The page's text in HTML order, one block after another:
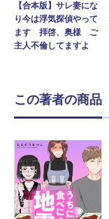
【合本版】サレ妻にな
り今は浮気探偵やって
ます 拝啓、奥様 ご
主人不倫してますよ
この著者の商品